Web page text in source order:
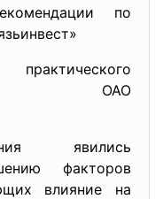
по
ОАО
явились
факторов
влияние на